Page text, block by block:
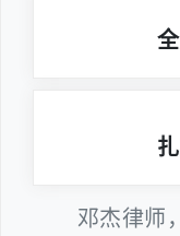
邓杰律师